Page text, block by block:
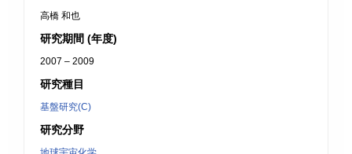
高橋 和也
研究期間 (年度)
2007 – 2009
研究種目
基盤研究(C)
研究分野